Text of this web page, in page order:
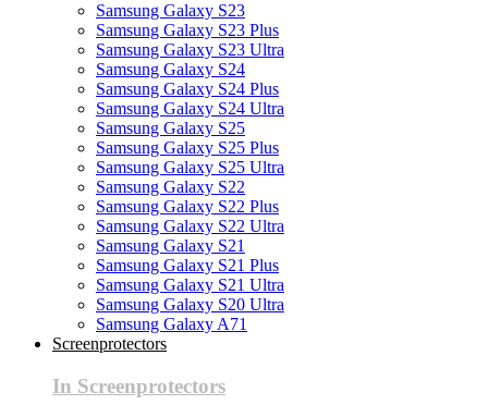
Samsung Galaxy S23
Samsung Galaxy S23 Plus
Samsung Galaxy S23 Ultra
Samsung Galaxy S24
Samsung Galaxy S24 Plus
Samsung Galaxy S24 Ultra
Samsung Galaxy S25
Samsung Galaxy S25 Plus
Samsung Galaxy S25 Ultra
Samsung Galaxy S22
Samsung Galaxy S22 Plus
Samsung Galaxy S22 Ultra
Samsung Galaxy S21
Samsung Galaxy S21 Plus
Samsung Galaxy S21 Ultra
Samsung Galaxy S20 Ultra
Samsung Galaxy A71
Screenprotectors
In Screenprotectors